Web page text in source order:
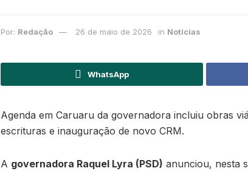
Por: Redação 26 de maio de 2026 in Notícias
WhatsApp
Agenda em Caruaru da governadora incluiu obras
escrituras e inauguração de novo CRM.
A governadora Raquel Lyra (PSD) anunciou, nesta